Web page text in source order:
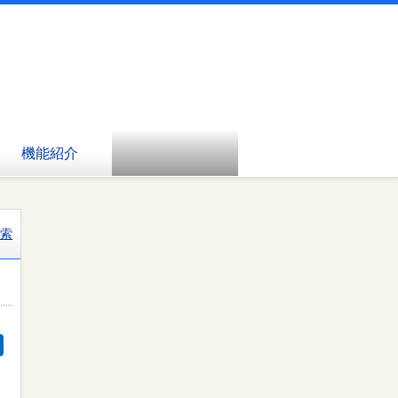
機能紹介